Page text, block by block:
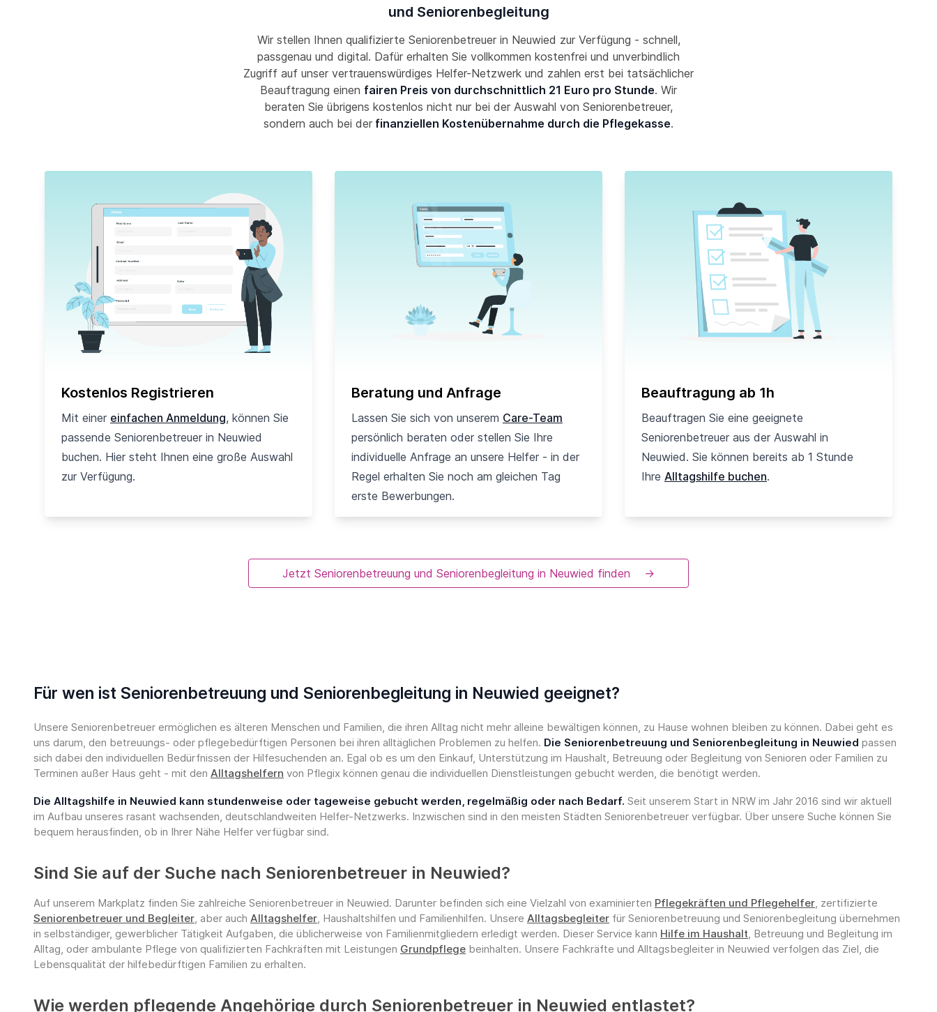
und Seniorenbegleitung
Wir stellen Ihnen qualifizierte Seniorenbetreuer in Neuwied zur Verfügung - schnell,
passgenau und digital. Dafür erhalten Sie vollkommen kostenfrei und unverbindlich
Zugriff auf unser vertrauenswürdiges Helfer-Netzwerk und zahlen erst bei tatsächlicher
Beauftragung einen fairen Preis von durchschnittlich 21 Euro pro Stunde. Wir
beraten Sie übrigens kostenlos nicht nur bei der Auswahl von Seniorenbetreuer,
sondern auch bei der finanziellen Kostenübernahme durch die Pflegekasse.
Kostenlos Registrieren
Mit einer einfachen Anmeldung, können Sie
passende Seniorenbetreuer in Neuwied
buchen. Hier steht Ihnen eine große Auswahl
zur Verfügung.
Beratung und Anfrage
Lassen Sie sich von unserem Care-Team
persönlich beraten oder stellen Sie Ihre
individuelle Anfrage an unsere Helfer - in der
Regel erhalten Sie noch am gleichen Tag
erste Bewerbungen.
Beauftragung ab 1h
Beauftragen Sie eine geeignete
Seniorenbetreuer aus der Auswahl in
Neuwied. Sie können bereits ab 1 Stunde
Ihre Alltagshilfe buchen.
Jetzt Seniorenbetreuung und Seniorenbegleitung in Neuwied finden →
Für wen ist Seniorenbetreuung und Seniorenbegleitung in Neuwied geeignet?
Unsere Seniorenbetreuer ermöglichen es älteren Menschen und Familien, die ihren Alltag nicht mehr alleine bewältigen können, zu Hause wohnen bleiben zu können. Dabei geht es
uns darum, den betreuungs- oder pflegebedürftigen Personen bei ihren alltäglichen Problemen zu helfen. Die Seniorenbetreuung und Seniorenbegleitung in Neuwied passen
sich dabei den individuellen Bedürfnissen der Hilfesuchenden an. Egal ob es um den Einkauf, Unterstützung im Haushalt, Betreuung oder Begleitung von Senioren oder Familien zu
Terminen außer Haus geht - mit den Alltagshelfern von Pflegix können genau die individuellen Dienstleistungen gebucht werden, die benötigt werden.
Die Alltagshilfe in Neuwied kann stundenweise oder tageweise gebucht werden, regelmäßig oder nach Bedarf. Seit unserem Start in NRW im Jahr 2016 sind wir aktuell
im Aufbau unseres rasant wachsenden, deutschlandweiten Helfer-Netzwerks. Inzwischen sind in den meisten Städten Seniorenbetreuer verfügbar. Über unsere Suche können Sie
bequem herausfinden, ob in Ihrer Nähe Helfer verfügbar sind.
Sind Sie auf der Suche nach Seniorenbetreuer in Neuwied?
Auf unserem Markplatz finden Sie zahlreiche Seniorenbetreuer in Neuwied. Darunter befinden sich eine Vielzahl von examinierten Pflegekräften und Pflegehelfer, zertifizierte
Seniorenbetreuer und Begleiter, aber auch Alltagshelfer, Haushaltshilfen und Familienhilfen. Unsere Alltagsbegleiter für Seniorenbetreuung und Seniorenbegleitung übernehmen
in selbständiger, gewerblicher Tätigkeit Aufgaben, die üblicherweise von Familienmitgliedern erledigt werden. Dieser Service kann Hilfe im Haushalt, Betreuung und Begleitung im
Alltag, oder ambulante Pflege von qualifizierten Fachkräften mit Leistungen Grundpflege beinhalten. Unsere Fachkräfte und Alltagsbegleiter in Neuwied verfolgen das Ziel, die
Lebensqualität der hilfebedürftigen Familien zu erhalten.
Wie werden pflegende Angehörige durch Seniorenbetreuer in Neuwied entlastet?